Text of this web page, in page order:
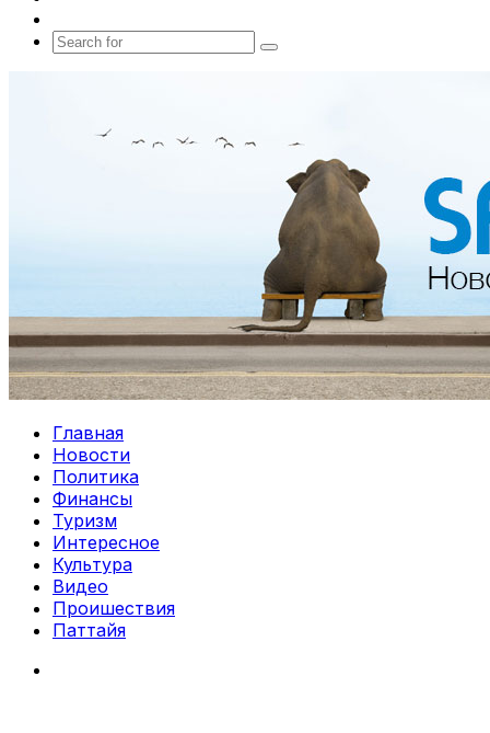
Search
Главная
Новости
Политика
Финансы
Туризм
Интересное
Культура
Видео
Проишествия
Паттайя